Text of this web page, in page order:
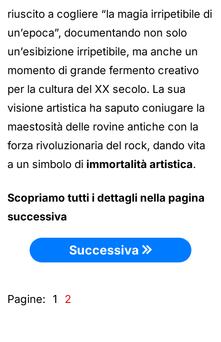
riuscito a cogliere “la magia irripetibile di
un’epoca”, documentando non solo
un’esibizione irripetibile, ma anche un
momento di grande fermento creativo
per la cultura del XX secolo. La sua
visione artistica ha saputo coniugare la
maestosità delle rovine antiche con la
forza rivoluzionaria del rock, dando vita
a un simbolo di immortalità artistica.
Scopriamo tutti i dettagli nella pagina
successiva
Successiva
Pagine: 1 2